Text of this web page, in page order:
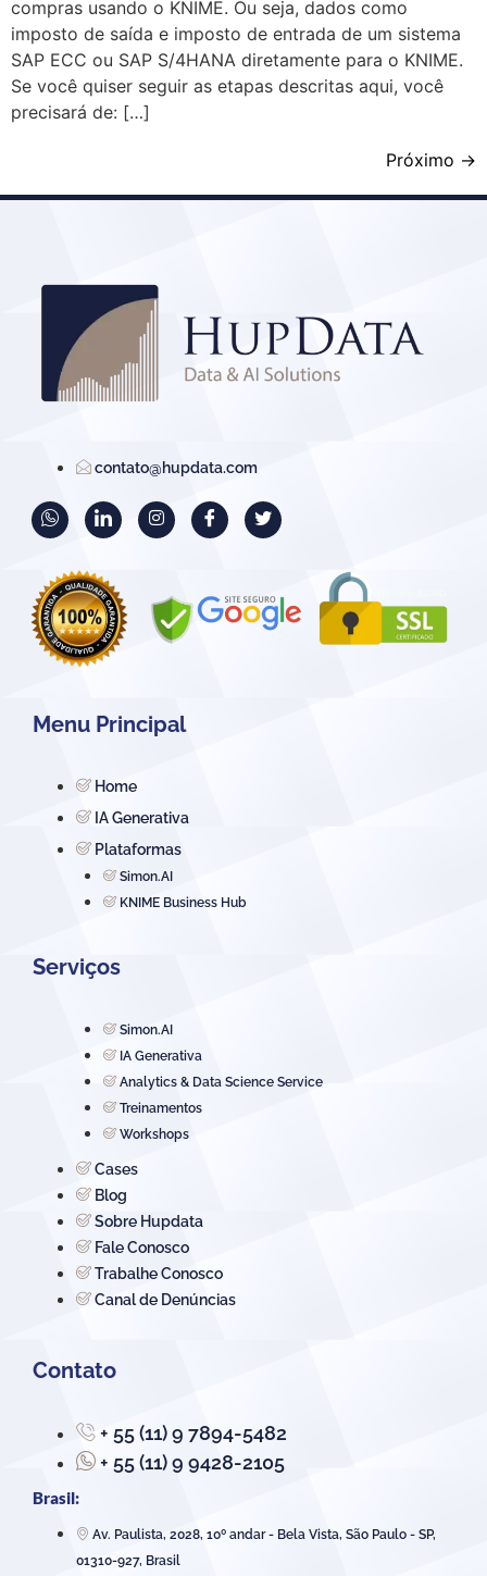
compras usando o KNIME. Ou seja, dados como
imposto de saída e imposto de entrada de um sistema
SAP ECC ou SAP S/4HANA diretamente para o KNIME.
Se você quiser seguir as etapas descritas aqui, você
precisará de: […]
Próximo →
contato@hupdata.com
Menu Principal
Home
IA Generativa
Plataformas
Simon.AI
KNIME Business Hub
Serviços
Simon.AI
IA Generativa
Analytics & Data Science Service
Treinamentos
Workshops
Cases
Blog
Sobre Hupdata
Fale Conosco
Trabalhe Conosco
Canal de Denúncias
Contato
+ 55 (11) 9 7894-5482
+ 55 (11) 9 9428-2105
Brasil:
Av. Paulista, 2028, 10º andar - Bela Vista, São Paulo - SP,
01310-927, Brasil